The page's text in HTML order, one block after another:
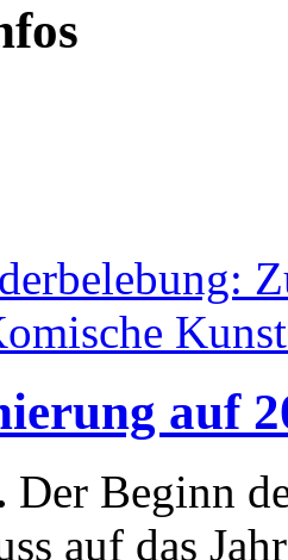
auf
Der Beginn
auf das